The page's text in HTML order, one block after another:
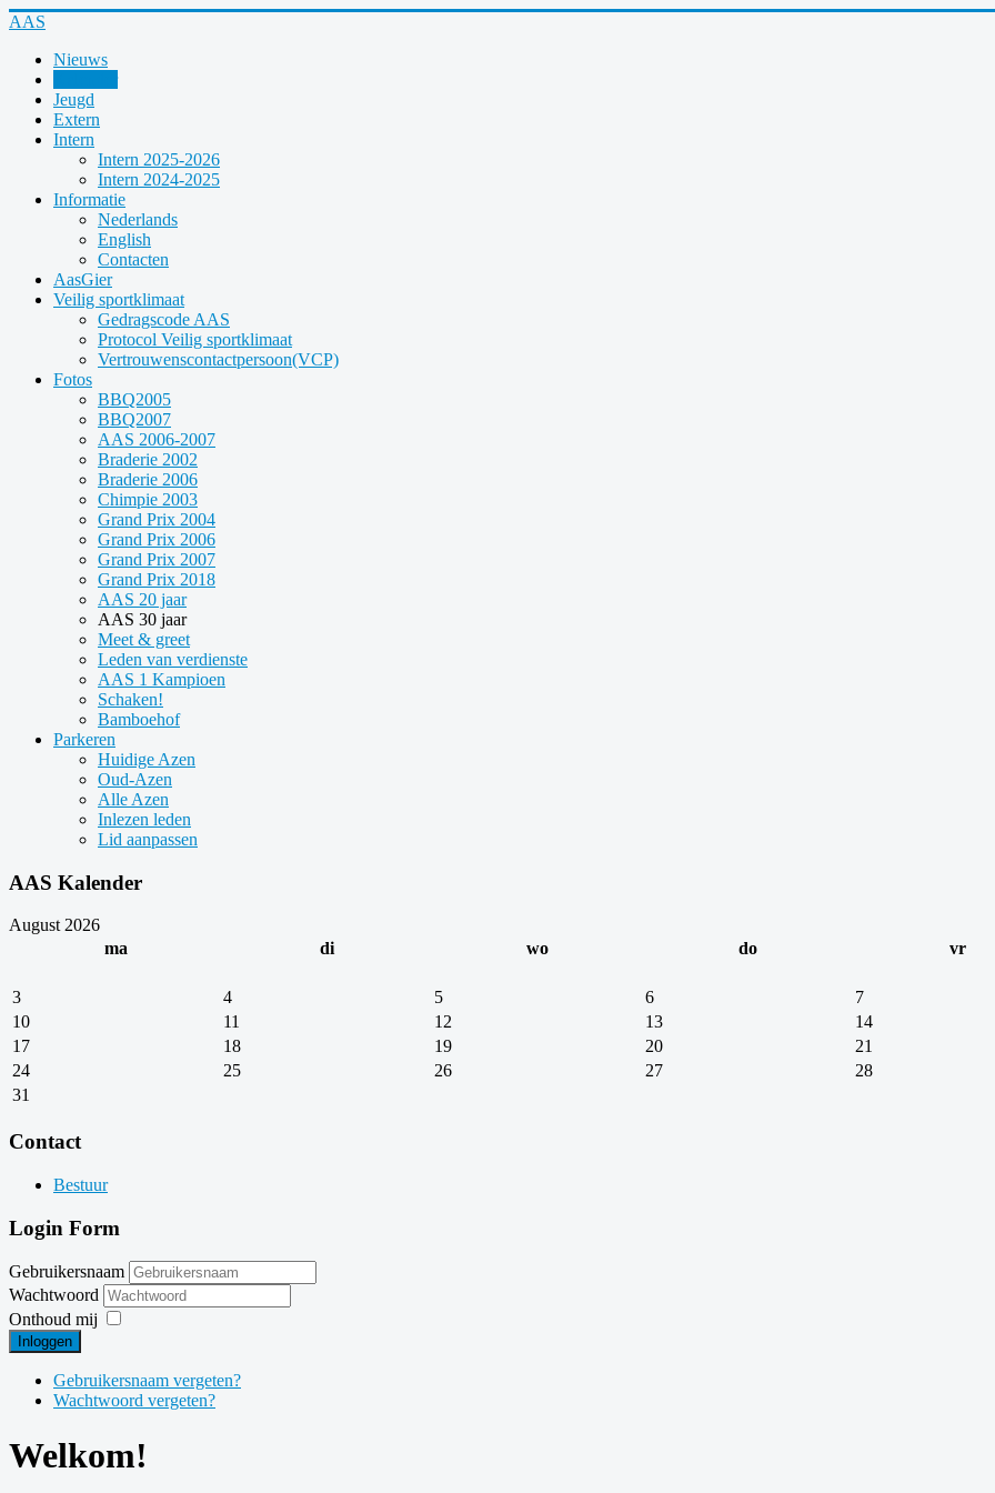
AAS
Nieuws
Jeugd
Extern
Intern
Intern 2025-2026
Intern 2024-2025
Informatie
Nederlands
English
Contacten
AasGier
Veilig sportklimaat
Gedragscode AAS
Protocol Veilig sportklimaat
Vertrouwenscontactpersoon(VCP)
Fotos
BBQ2005
BBQ2007
AAS 2006-2007
Braderie 2002
Braderie 2006
Chimpie 2003
Grand Prix 2004
Grand Prix 2006
Grand Prix 2007
Grand Prix 2018
AAS 20 jaar
AAS 30 jaar
Meet & greet
Leden van verdienste
AAS 1 Kampioen
Schaken!
Bamboehof
Parkeren
Huidige Azen
Oud-Azen
Alle Azen
Inlezen leden
Lid aanpassen
AAS Kalender
Year
Month
Year
Month
August 2026
ma
di wo do vr
3
4 5 6 7
10
11 12 13 14
17
18 19 20 21
24
25 26 27 28
31
Contact
Bestuur
Login Form
Gebruikersnaam
Wachtwoord
Onthoud mij
Inloggen
Gebruikersnaam vergeten?
Wachtwoord vergeten?
Welkom!